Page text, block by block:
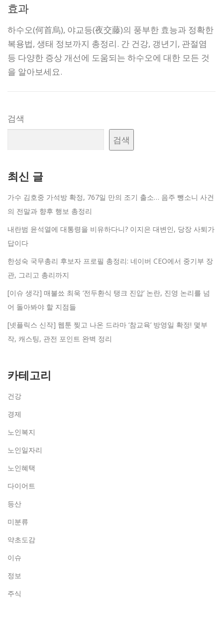
효과
하수오(何首烏), 야교등(夜交藤)의 풍부한 효능과 정확한
복용법, 생태 정보까지 총정리. 간 건강, 갱년기, 관절염
등 다양한 증상 개선에 도움되는 하수오에 대한 모든 것
을 알아보세요.
검색
검색
최신 글
가수 김호중 가석방 확정, 767일 만의 조기 출소… 음주 뺑소니 사건
의 전말과 향후 행보 총정리
내란범 윤석열에 대통령을 비유하다니? 이지은 대변인, 당장 사퇴가
답이다
한성숙 국무총리 후보자 프로필 총정리: 네이버 CEO에서 중기부 장
관, 그리고 총리까지
[이슈 생각] 매불쑈 최욱 ‘전두환식 탱크 진압’ 논란, 진영 논리를 넘
어 돌아봐야 할 지점들
[넷플릭스 신작] 웹툰 찢고 나온 드라마 ‘참교육’ 방영일 확정! 몇부
작, 캐스팅, 관전 포인트 완벽 정리
카테고리
건강
경제
노인복지
노인일자리
노인혜택
다이어트
등산
미분류
약초도감
이슈
정보
주식